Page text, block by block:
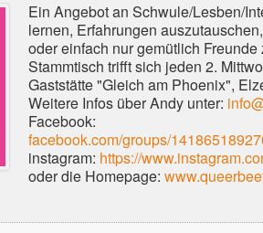
Ein Angebot an Schwule/Lesben/
lernen, Erfahrungen
oder einfach nur gemütlich
Stammtisch trifft sich jeden 2.
Gaststätte "Gleich am Phoenix",
Weitere Infos über Andy unter:
Facebook:
facebook.com/groups/
instagram: https://
oder die Homepage: